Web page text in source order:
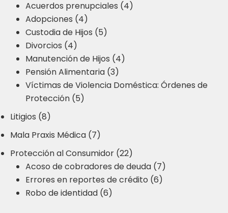
Acuerdos prenupciales (4)
Adopciones (4)
Custodia de Hijos (5)
Divorcios (4)
Manutención de Hijos (4)
Pensión Alimentaria (3)
Víctimas de Violencia Doméstica: Órdenes de
Protección (5)
Litigios (8)
Mala Praxis Médica (7)
Protección al Consumidor (22)
Acoso de cobradores de deuda (7)
Errores en reportes de crédito (6)
Robo de identidad (6)